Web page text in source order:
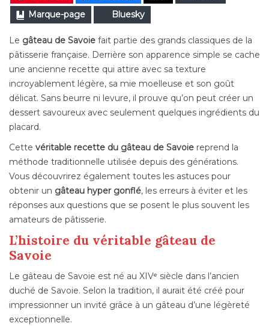
Marque-page
Bluesky
Le gâteau de Savoie fait partie des grands classiques de la
pâtisserie française. Derrière son apparence simple se cache
une ancienne recette qui attire avec sa texture
incroyablement légère, sa mie moelleuse et son goût
délicat. Sans beurre ni levure, il prouve qu’on peut créer un
dessert savoureux avec seulement quelques ingrédients du
placard.
Cette véritable recette du gâteau de Savoie reprend la
méthode traditionnelle utilisée depuis des générations.
Vous découvrirez également toutes les astuces pour
obtenir un gâteau hyper gonflé, les erreurs à éviter et les
réponses aux questions que se posent le plus souvent les
amateurs de pâtisserie.
L’histoire du véritable gâteau de
Savoie
Le gâteau de Savoie est né au XIVᵉ siècle dans l’ancien
duché de Savoie. Selon la tradition, il aurait été créé pour
impressionner un invité grâce à un gâteau d’une légèreté
exceptionnelle.